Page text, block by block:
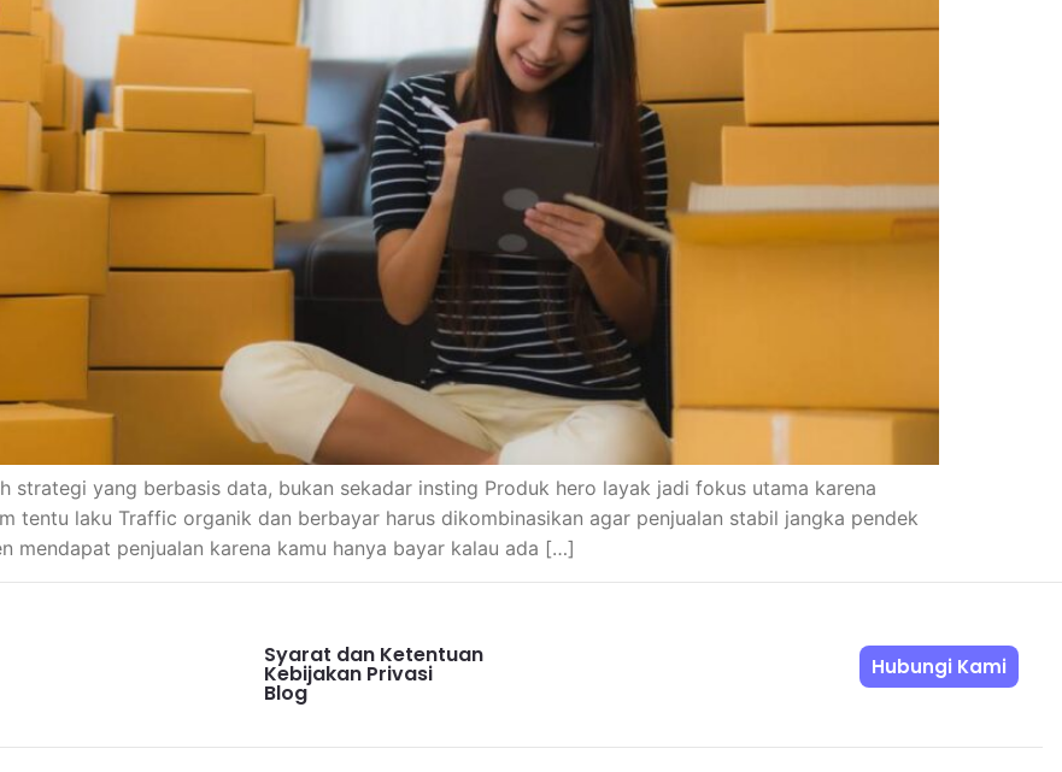
strategi yang berbasis data, bukan sekadar insting Produk hero layak jadi fokus utama karena
tentu laku Traffic organik dan berbayar harus dikombinasikan agar penjualan stabil jangka pendek
mendapat penjualan karena kamu hanya bayar kalau ada […]
Syarat dan Ketentuan
Kebijakan Privasi
Blog
Hubungi Kami